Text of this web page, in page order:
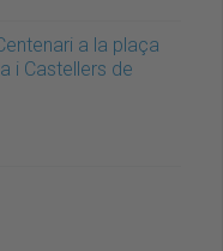
a la plaça
i Castellers de